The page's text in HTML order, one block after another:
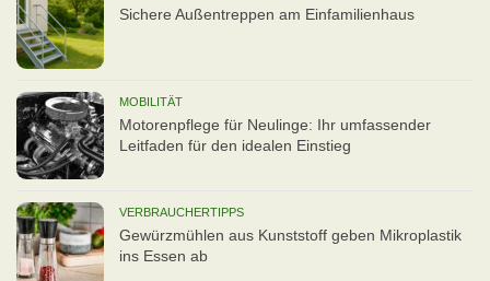
Sichere Außentreppen am Einfamilienhaus
MOBILITÄT
Motorenpflege für Neulinge: Ihr umfassender
Leitfaden für den idealen Einstieg
VERBRAUCHERTIPPS
Gewürzmühlen aus Kunststoff geben Mikroplastik
ins Essen ab